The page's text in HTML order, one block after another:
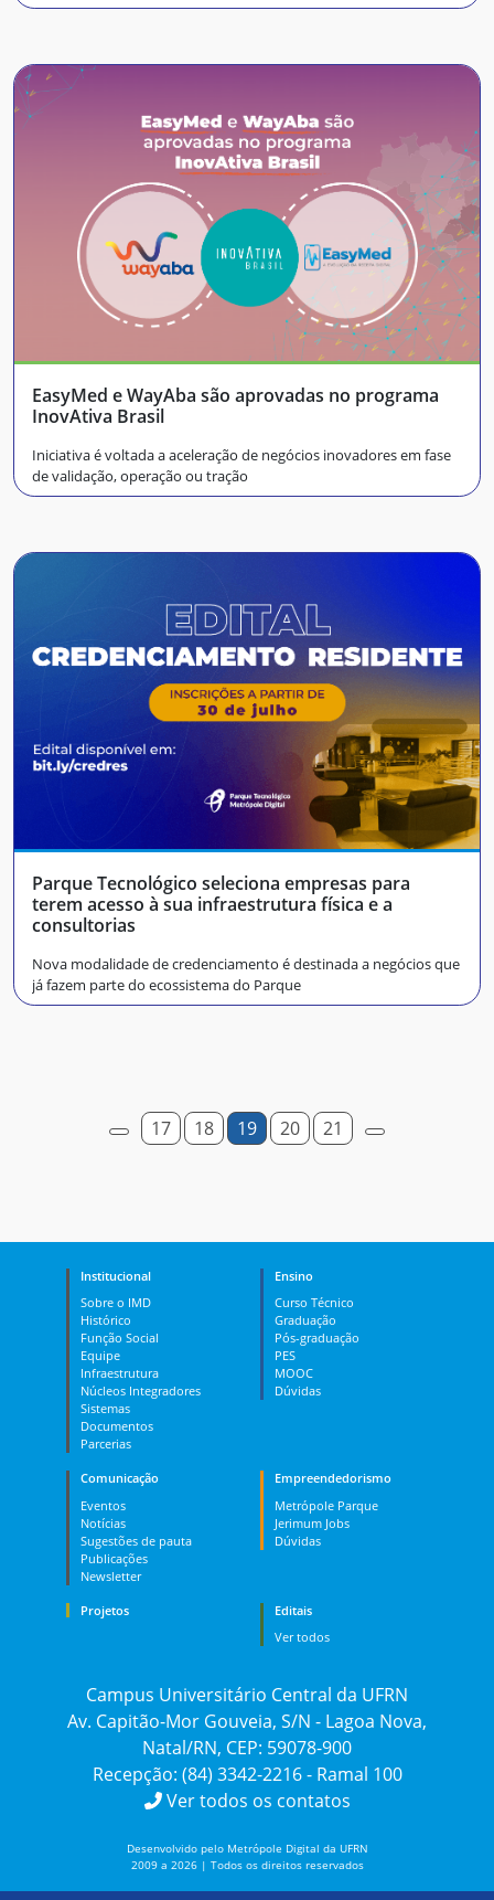
EasyMed e WayAba são aprovadas no programa
InovAtiva Brasil
Iniciativa é voltada a aceleração de negócios inovadores em fase
de validação, operação ou tração
Parque Tecnológico seleciona empresas para
terem acesso à sua infraestrutura física e a
consultorias
Nova modalidade de credenciamento é destinada a negócios que
já fazem parte do ecossistema do Parque
17 18 19 20 21
Institucional
Sobre o IMD
Histórico
Função Social
Equipe
Infraestrutura
Núcleos Integradores
Sistemas
Documentos
Parcerias
Ensino
Curso Técnico
Graduação
Pós-graduação
PES
MOOC
Dúvidas
Comunicação
Eventos
Notícias
Sugestões de pauta
Publicações
Newsletter
Empreendedorismo
Metrópole Parque
Jerimum Jobs
Dúvidas
Projetos
Editais
Ver todos
Campus Universitário Central da UFRN
Av. Capitão-Mor Gouveia, S/N - Lagoa Nova,
Natal/RN, CEP: 59078-900
Recepção: (84) 3342-2216 - Ramal 100
Ver todos os contatos
Desenvolvido pelo Metrópole Digital da UFRN
2009 a 2026 | Todos os direitos reservados